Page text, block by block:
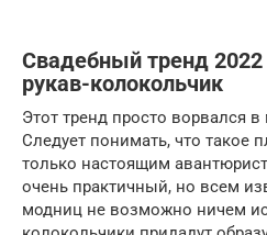
Свадебный тренд
рукав-колокольчик
Этот тренд просто ворвался в
Следует понимать, что такое
только настоящим
очень практичный, но всем
модниц не возможно ничем